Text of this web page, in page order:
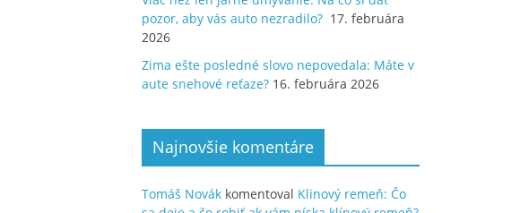
pozor, aby vás auto nezradilo? 17. februára
2026
Zima ešte posledné slovo nepovedala: Máte v
aute snehové reťaze? 16. februára 2026
Najnovšie komentáre
Tomáš Novák komentoval Klinový remeň: Čo